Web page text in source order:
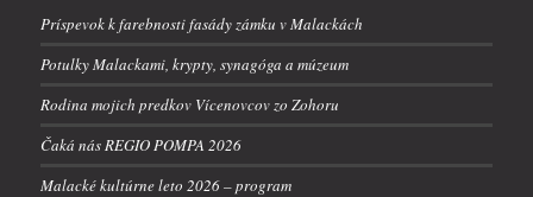
Príspevok k farebnosti fasády zámku v Malackách
Potulky Malackami, krypty, synagóga a múzeum
Rodina mojich predkov Vícenovcov zo Zohoru
Čaká nás REGIO POMPA 2026
Malacké kultúrne leto 2026 – program